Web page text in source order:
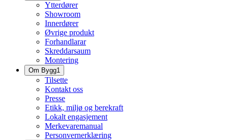
Ytterdører
Showroom
Innerdører
Øvrige produkt
Forhandlarar
Skreddarsaum
Montering
Om Bygg1
Tilsette
Kontakt oss
Presse
Etikk, miljø og berekraft
Lokalt engasjement
Merkevaremanual
Personvernerklæring